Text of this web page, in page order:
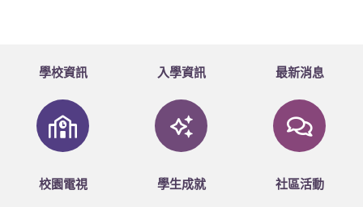
學校資訊 入學資訊 最新消息
校園電視 學生成就 社區活動